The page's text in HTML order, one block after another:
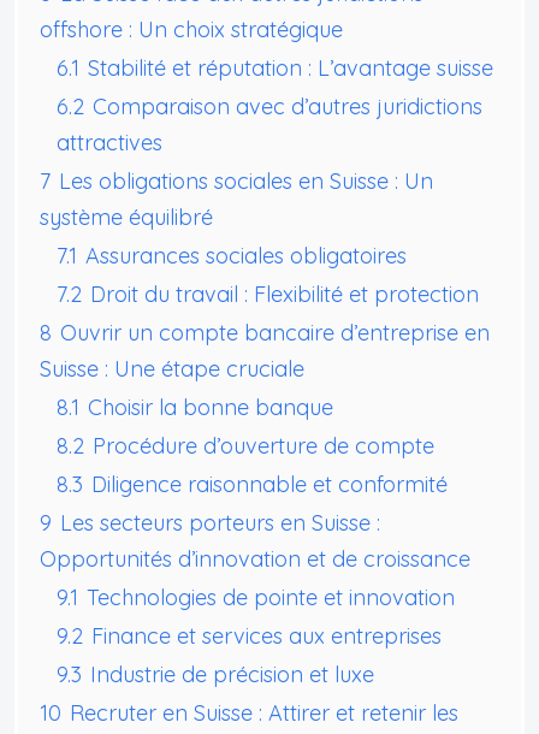
offshore : Un choix stratégique
6.1 Stabilité et réputation : L’avantage suisse
6.2 Comparaison avec d’autres juridictions
attractives
7 Les obligations sociales en Suisse : Un
système équilibré
7.1 Assurances sociales obligatoires
7.2 Droit du travail : Flexibilité et protection
8 Ouvrir un compte bancaire d’entreprise en
Suisse : Une étape cruciale
8.1 Choisir la bonne banque
8.2 Procédure d’ouverture de compte
8.3 Diligence raisonnable et conformité
9 Les secteurs porteurs en Suisse :
Opportunités d’innovation et de croissance
9.1 Technologies de pointe et innovation
9.2 Finance et services aux entreprises
9.3 Industrie de précision et luxe
10 Recruter en Suisse : Attirer et retenir les